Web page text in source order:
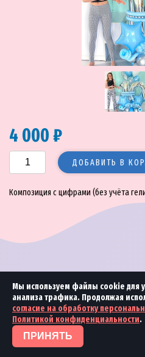
4 000 ₽
ДОБАВИТЬ В
Композиция с цифрами (без учёта
Мы используем файлы cookie для
анализа трафика. Продолжая
согласие на обработку
Политикой конфиденциальности.
ПРИНЯТЬ